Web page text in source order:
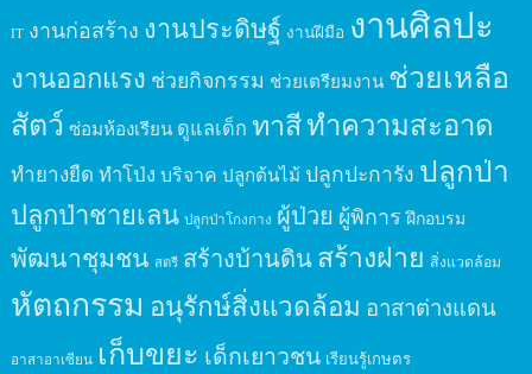
IT งานก่อสร้าง งานประดิษฐ์ งานฝีมือ งานศิลปะ
งานออกแรง ช่วยกิจกรรม ช่วยเตรียมงาน ช่วยเหลือ
สัตว์ ซ่อมห้องเรียน ดูแลเด็ก ทาสีทำความสะอาด
ทำยางยืด ทำโป่ง บริจาค ปลูกต้นไม้ ปลูกปะการัง ปลูกป่า
ปลูกป่าชายเลน ปลูกป่าโกงกาง ผู้ป่วย ผู้พิการ ฝึกอบรม
พัฒนาชุมชน สตรี สร้างบ้านดินสร้างฝาย สิ่งแวดล้อม
หัตถกรรม อนุรักษ์สิ่งแวดล้อม อาสาต่างแดน
อาสาอาเซียน เก็บขยะ เด็กเยาวชน เรียนรู้เกษตร